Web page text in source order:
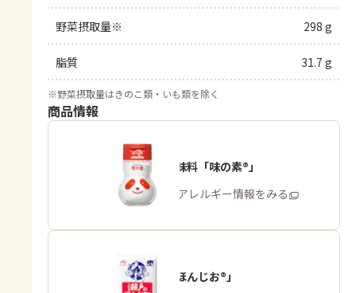
野菜摂取量※ 298 g
脂質 31.7 g
※野菜摂取量はきのこ類・いも類を除く
商品情報
うま味調味料「味の素®」
商品・アレルギー情報をみる
「瀬戸のほんじお®」